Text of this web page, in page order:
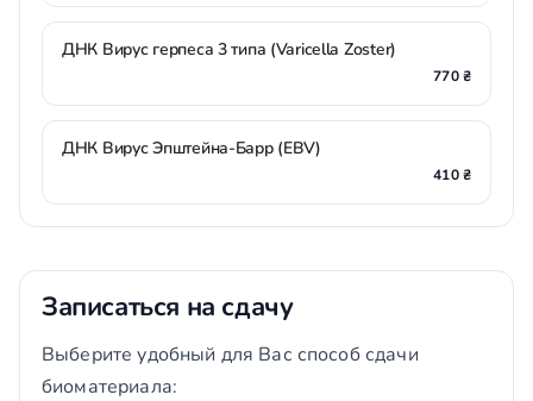
ДНК Вирус герпеса 3 типа (Varicella Zoster)
770 ₴
ДНК Вирус Эпштейна-Барр (EBV)
410 ₴
Записаться на сдачу
Выберите удобный для Вас способ сдачи
биоматериала: